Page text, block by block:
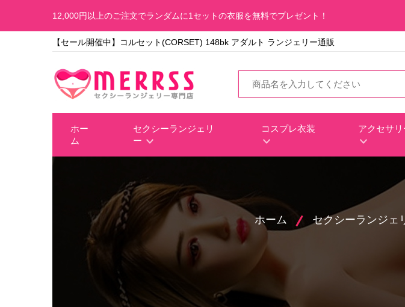
12,000円以上のご注文でランダムに1セットの衣服を無料でプレゼント！
【セール開催中】コルセット(CORSET) 148bk アダルト ランジェリー通販
ホー
ム
セクシーランジェリ
ー
コスプレ衣装 アクセサリ
ホーム セクシーランジェ